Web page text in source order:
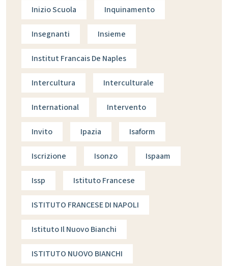
Inizio Scuola Inquinamento
Insegnanti Insieme
Institut Francais De Naples
Intercultura Interculturale
International Intervento
Invito Ipazia Isaform
Iscrizione Isonzo Ispaam
Issp Istituto Francese
ISTITUTO FRANCESE DI NAPOLI
Istituto Il Nuovo Bianchi
ISTITUTO NUOVO BIANCHI